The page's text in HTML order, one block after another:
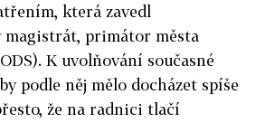
která zavedl
magistrát, primátor města
K uvolňování současné
podle něj mělo docházet spíše
že na radnici tlačí